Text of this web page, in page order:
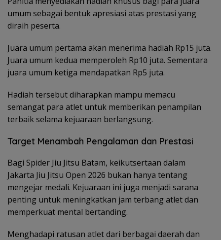
umum sebagai bentuk apresiasi atas prestasi yang
diraih peserta.
Juara umum pertama akan menerima hadiah Rp15 juta.
Juara umum kedua memperoleh Rp10 juta. Sementara
juara umum ketiga mendapatkan Rp5 juta.
Hadiah tersebut diharapkan mampu memacu
semangat para atlet untuk memberikan penampilan
terbaik selama kejuaraan berlangsung.
Target Menambah Pengalaman dan Prestasi
Bagi Spider Jiu Jitsu Batam, keikutsertaan dalam
Jakarta Jiu Jitsu Open 2026 bukan hanya tentang
mengejar medali. Kejuaraan ini juga menjadi sarana
penting untuk meningkatkan jam terbang atlet dan
memperkuat mental bertanding.
Menghadapi ratusan atlet dari berbagai daerah dan